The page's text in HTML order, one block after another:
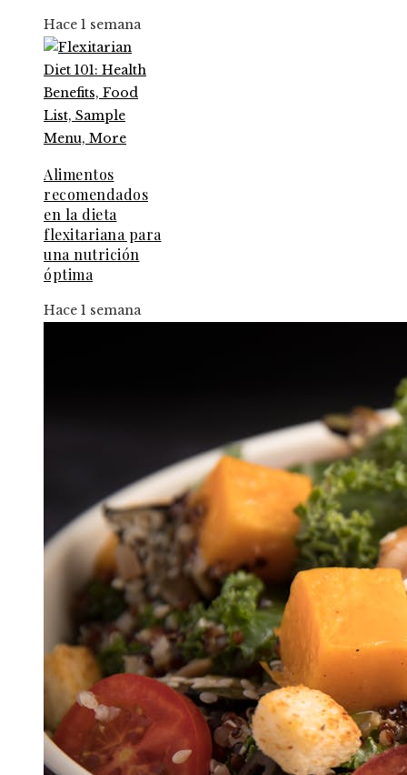
Hace 1 semana
Alimentos
recomendados
en la dieta
flexitariana para
una nutrición
óptima
Hace 1 semana